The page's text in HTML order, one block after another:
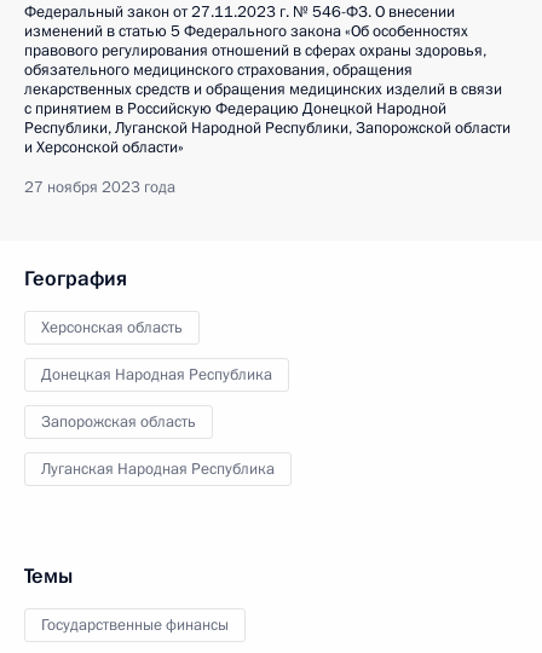
Федеральный закон от 27.11.2023 г. № 546-ФЗ. О внесении
изменений в статью 5 Федерального закона «Об особенностях
правового регулирования отношений в сферах охраны здоровья,
обязательного медицинского страхования, обращения
лекарственных средств и обращения медицинских изделий в связи
с принятием в Российскую Федерацию Донецкой Народной
Республики, Луганской Народной Республики, Запорожской области
и Херсонской области»
27 ноября 2023 года
География
Херсонская область
Донецкая Народная Республика
Запорожская область
Луганская Народная Республика
Темы
Государственные финансы